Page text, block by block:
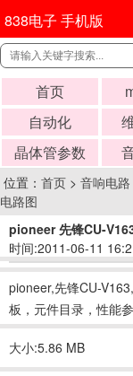
838电子 手机版
首页
自动化
晶体管参数
位置： 首页 > 音响电路
电路图
pioneer 先锋CU-
时间:2011-06-11
pioneer,先锋CU-
板，元件目录，性能
大小:5.86 MB